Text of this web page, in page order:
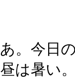
。今日
は暑い